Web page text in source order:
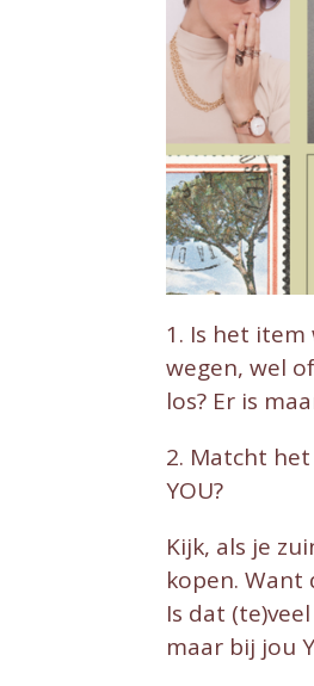
1. Is het
wegen, wel
los? Er is
2. Matcht
YOU?
Kijk, als je
kopen.
Is dat
maar bij jou